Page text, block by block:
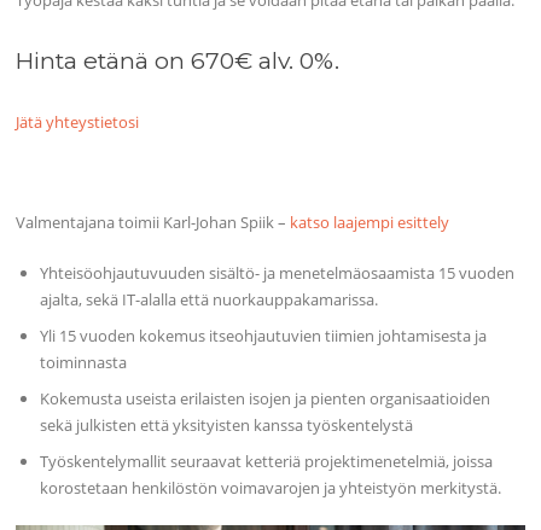
Hinta etänä on 670€ alv. 0%.
Jätä yhteystietosi
Valmentajana toimii Karl-Johan Spiik – katso laajempi esittely
Yhteisöohjautuvuuden sisältö- ja menetelmäosaamista 15 vuoden
ajalta, sekä IT-alalla että nuorkauppakamarissa.
Yli 15 vuoden kokemus itseohjautuvien tiimien johtamisesta ja
toiminnasta
Kokemusta useista erilaisten isojen ja pienten organisaatioiden
sekä julkisten että yksityisten kanssa työskentelystä
Työskentelymallit seuraavat ketteriä projektimenetelmiä, joissa
korostetaan henkilöstön voimavarojen ja yhteistyön merkitystä.